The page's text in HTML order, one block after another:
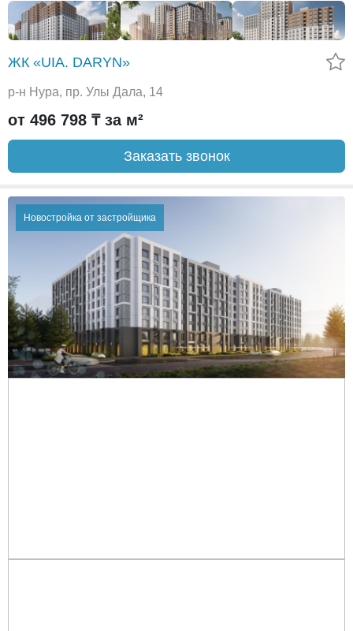
ЖК «UIA. DARYN»
р-н Нура, пр. Улы Дала, 14
от 496 798 ₸ за м²
Заказать звонок
Новостройка от застройщика